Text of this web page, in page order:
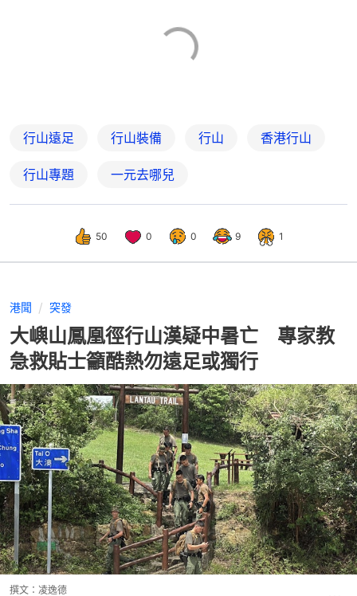
行山遠足 行山裝備 行山 香港行山
行山專題 一元去哪兒
50 0 0 9 1
港聞 突發
大嶼山鳳凰徑行山漢疑中暑亡 專家教
急救貼士籲酷熱勿遠足或獨行
撰文： 凌逸德